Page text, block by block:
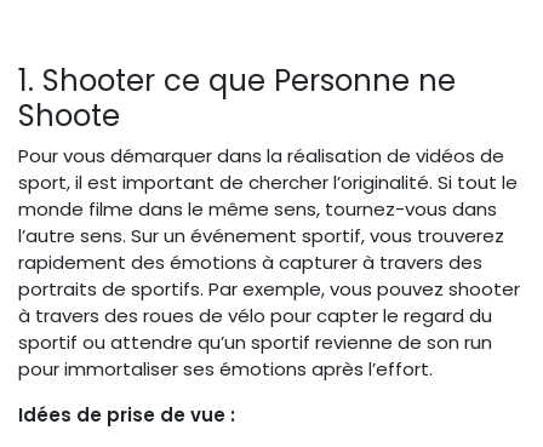
1. Shooter ce que Personne ne
Shoote
Pour vous démarquer dans la réalisation de vidéos de
sport, il est important de chercher l’originalité. Si tout le
monde filme dans le même sens, tournez-vous dans
l’autre sens. Sur un événement sportif, vous trouverez
rapidement des émotions à capturer à travers des
portraits de sportifs. Par exemple, vous pouvez shooter
à travers des roues de vélo pour capter le regard du
sportif ou attendre qu’un sportif revienne de son run
pour immortaliser ses émotions après l’effort.
Idées de prise de vue :